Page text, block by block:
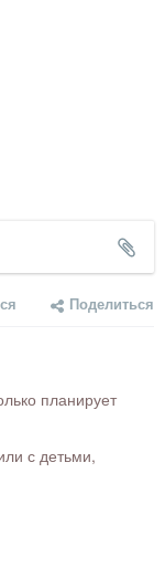
Поделиться
планирует
с детьми,